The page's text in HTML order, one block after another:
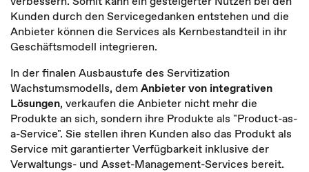
Kunden durch den Servicegedanken entstehen und die
Anbieter können die Services als Kernbestandteil in ihr
Geschäftsmodell integrieren.
In der finalen Ausbaustufe des Servitization
Wachstumsmodells, demAnbieter von integrativen
Lösungen, verkaufen die Anbieter nicht mehr die
Produkte an sich, sondern ihre Produkte als "Product-as-
a-Service". Sie stellen ihren Kunden also das Produkt als
Service mit garantierter Verfügbarkeit inklusive der
Verwaltungs- und Asset-Management-Services bereit.